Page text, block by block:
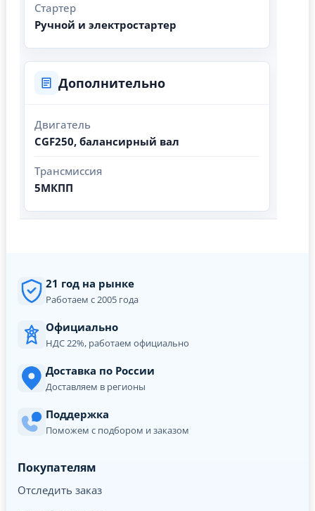
Стартер
Ручной и электростартер
Дополнительно
Двигатель
CGF250, балансирный вал
Трансмиссия
5МКПП
21 год на рынке
Работаем с 2005 года
Официально
НДС 22%, работаем официально
Доставка по России
Доставляем в регионы
Поддержка
Поможем с подбором и заказом
Покупателям
Отследить заказ